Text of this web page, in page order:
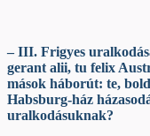
– III. Frigyes
gerant alii, tu felix
mások háborút: te,
Habsburg-ház
uralkodásuknak?